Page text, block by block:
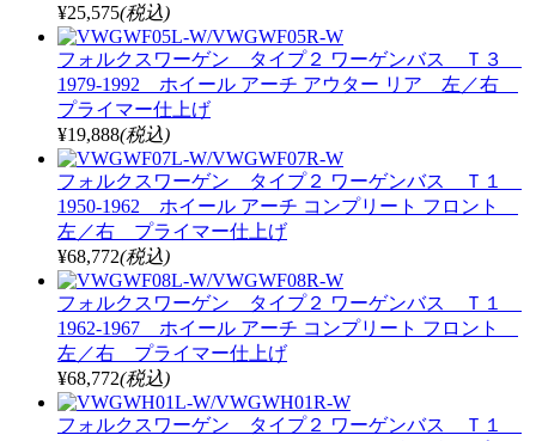
¥25,575(税込)
フォルクスワーゲン タイプ２ ワーゲンバス Ｔ３
1979-1992 ホイール アーチ アウター リア 左／右
プライマー仕上げ
¥19,888(税込)
フォルクスワーゲン タイプ２ ワーゲンバス Ｔ１
1950-1962 ホイール アーチ コンプリート フロント
左／右 プライマー仕上げ
¥68,772(税込)
フォルクスワーゲン タイプ２ ワーゲンバス Ｔ１
1962-1967 ホイール アーチ コンプリート フロント
左／右 プライマー仕上げ
¥68,772(税込)
フォルクスワーゲン タイプ２ ワーゲンバス Ｔ１